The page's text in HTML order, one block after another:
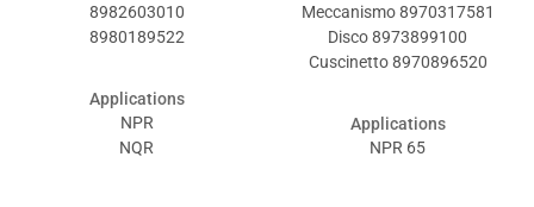
8982603010
8980189522
Applications
NPR
NQR
Meccanismo 8970317581
Disco 8973899100
Cuscinetto 8970896520
Applications
NPR 65